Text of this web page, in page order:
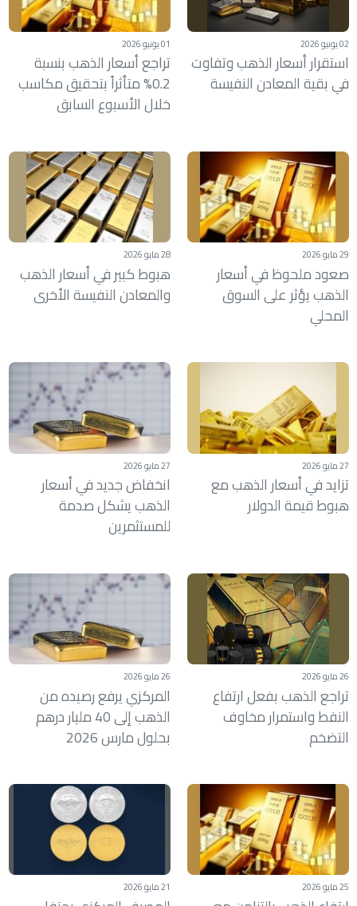
02 يونيو 2026
استقرار أسعار الذهب وتفاوت
في بقية المعادن النفيسة
01 يونيو 2026
تراجع أسعار الذهب بنسبة
0.2% متأثراً بتحقيق مكاسب
خلال الأسبوع السابق
29 مايو 2026
صعود ملحوظ في أسعار
الذهب يؤثر على السوق
المحلي
28 مايو 2026
هبوط كبير في أسعار الذهب
والمعادن النفيسة الأخرى
27 مايو 2026
تزايد في أسعار الذهب مع
هبوط قيمة الدولار
27 مايو 2026
انخفاض جديد في أسعار
الذهب يشكل صدمة
للمستثمرين
26 مايو 2026
تراجع الذهب بفعل ارتفاع
النفط واستمرار مخاوف
التضخم
26 مايو 2026
المركزي يرفع رصيده من
الذهب إلى 40 مليار درهم
بحلول مارس 2026
25 مايو 2026 21 مايو 2026